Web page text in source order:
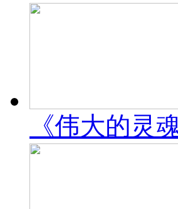
《伟大的灵